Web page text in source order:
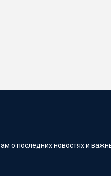
о последних новостях и